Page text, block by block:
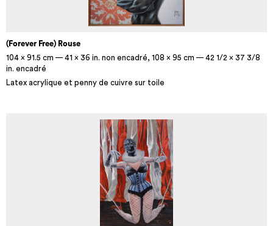
(Forever Free) Rouse
104 x 91.5 cm — 41 x 36 in. non encadré, 108 x 95 cm — 42 1/2 x 37 3/8
in. encadré
Latex acrylique et penny de cuivre sur toile